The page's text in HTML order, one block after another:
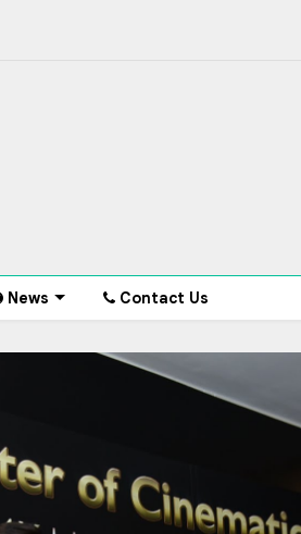
News Contact Us